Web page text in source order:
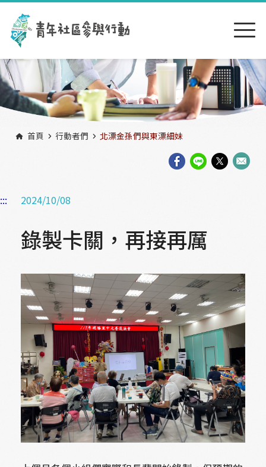
跳到主要內容區塊
首頁 行動者們 北漂金孫們與東漂細妹
::: 2024/10/08
錄製卡關，再接再厲